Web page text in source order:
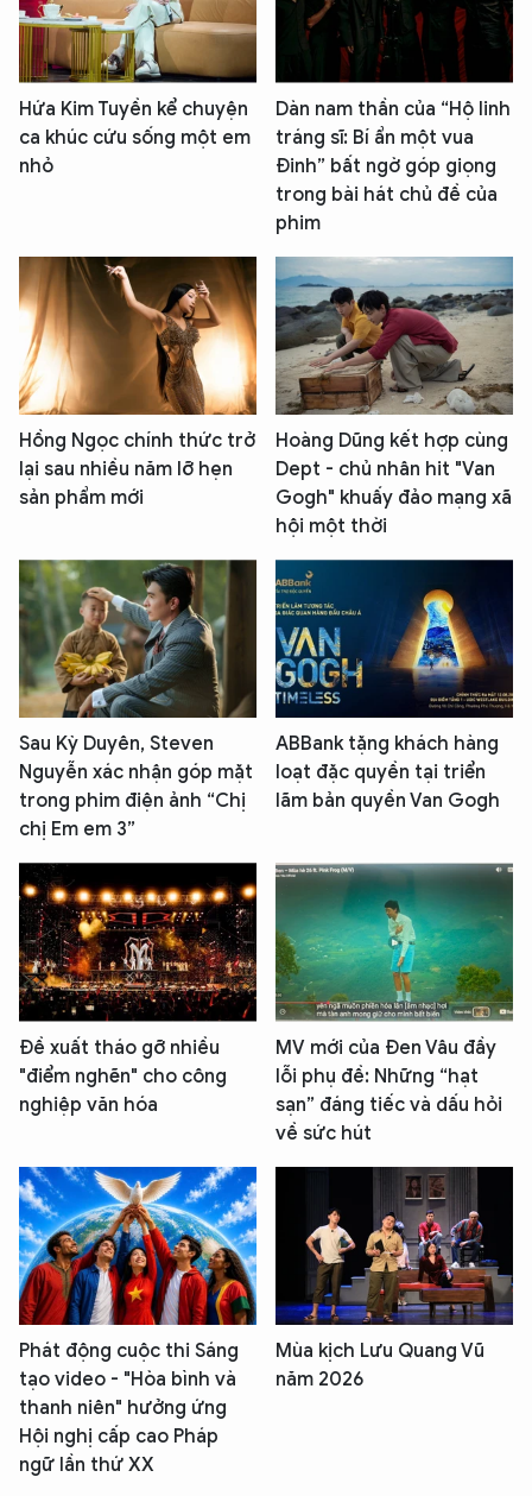
Hứa Kim Tuyền kể chuyện
ca khúc cứu sống một em
nhỏ
Dàn nam thần của “Hộ linh
tráng sĩ: Bí ẩn một vua
Đinh” bất ngờ góp giọng
trong bài hát chủ đề của
phim
Hồng Ngọc chính thức trở
lại sau nhiều năm lỡ hẹn
sản phẩm mới
Hoàng Dũng kết hợp cùng
Dept - chủ nhân hit "Van
Gogh" khuấy đảo mạng xã
hội một thời
Sau Kỳ Duyên, Steven
Nguyễn xác nhận góp mặt
trong phim điện ảnh “Chị
chị Em em 3”
ABBank tặng khách hàng
loạt đặc quyền tại triển
lãm bản quyền Van Gogh
Đề xuất tháo gỡ nhiều
"điểm nghẽn" cho công
nghiệp văn hóa
MV mới của Đen Vâu đầy
lỗi phụ đề: Những “hạt
sạn” đáng tiếc và dấu hỏi
về sức hút
Phát động cuộc thi Sáng
tạo video - "Hòa bình và
thanh niên" hưởng ứng
Hội nghị cấp cao Pháp
ngữ lần thứ XX
Mùa kịch Lưu Quang Vũ
năm 2026